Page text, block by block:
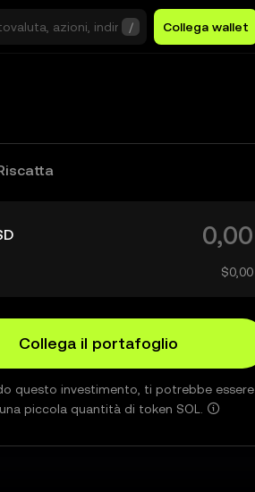
/ Collega wallet
$0,00
Collega il portafoglio
questo investimento, ti potrebbe essere
piccola quantità di token SOL.